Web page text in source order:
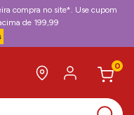
compra no site*. Use cupom
de 199,99
0